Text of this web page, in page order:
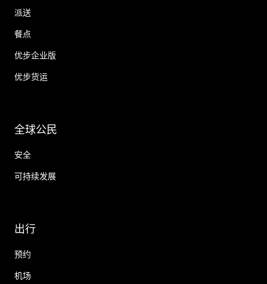
派送
餐点
优步企业版
优步货运
全球公民
安全
可持续发展
出行
预约
机场